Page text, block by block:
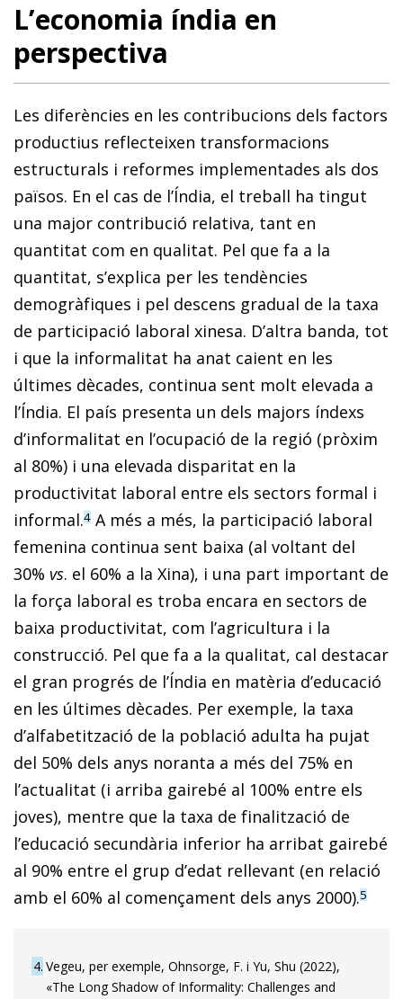
L’economia índia en
perspectiva
Les diferències en les contribucions dels factors
productius reflecteixen transformacions
estructurals i reformes implementades als dos
països. En el cas de l’Índia, el treball ha tingut
una major contribució relativa, tant en
quantitat com en qualitat. Pel que fa a la
quantitat, s’explica per les tendències
demogràfiques i pel descens gradual de la taxa
de participació laboral xinesa. D’altra banda, tot
i que la informalitat ha anat caient en les
últimes dècades, continua sent molt elevada a
l’Índia. El país presenta un dels majors índexs
d’informalitat en l’ocupació de la regió (pròxim
al 80%) i una elevada disparitat en la
productivitat laboral entre els sectors formal i
informal.4 A més a més, la participació laboral
femenina continua sent baixa (al voltant del
30% vs. el 60% a la Xina), i una part important de
la força laboral es troba encara en sectors de
baixa productivitat, com l’agricultura i la
construcció. Pel que fa a la qualitat, cal destacar
el gran progrés de l’Índia en matèria d’educació
en les últimes dècades. Per exemple, la taxa
d’alfabetització de la població adulta ha pujat
del 50% dels anys noranta a més del 75% en
l’actua­litat (i arriba gairebé al 100% entre els
joves), mentre que la taxa de finalització de
l’educació secundària inferior ha arribat gairebé
al 90% entre el grup d’edat rellevant (en relació
amb el 60% al començament dels anys 2000).5
4 Vegeu, per exemple, Ohnsorge, F. i Yu, Shu (2022),
«The Long Shadow of Informality: Challenges and